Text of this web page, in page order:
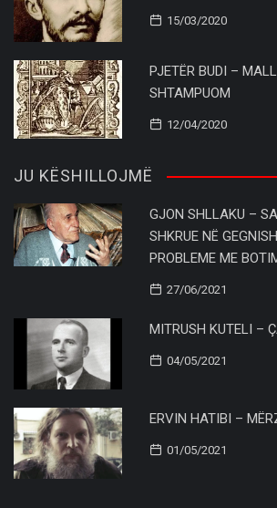
15/03/2020
PJETËR BUDI –
SHTAMPUOM
12/04/2020
JU KËSHILLOJMË
GJON SHLLAKU –
SHKRUE NË
PROBLEME ME
27/06/2021
MITRUSH KUTELI –
04/05/2021
ERVIN HATIBI –
01/05/2021